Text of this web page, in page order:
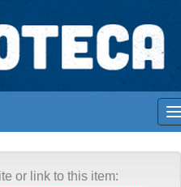
Acervo Abong Educação
or link to this item: